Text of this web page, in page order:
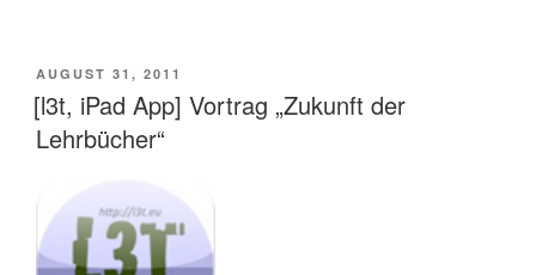
VERÖFFENTLICHT
AM
AUGUST 31, 2011
[l3t, iPad App] Vortrag „Zukunft der
Lehrbücher“